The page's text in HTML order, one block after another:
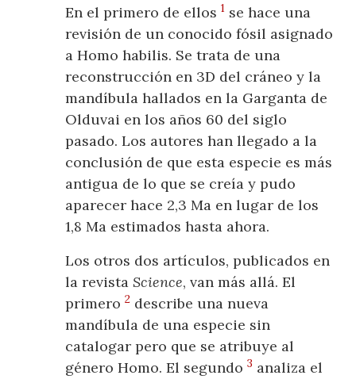
En el primero de ellos1 se hace una
revisión de un conocido fósil asignado
a Homo habilis. Se trata de una
reconstrucción en 3D del cráneo y la
mandíbula hallados en la Garganta de
Olduvai en los años 60 del siglo
pasado. Los autores han llegado a la
conclusión de que esta especie es más
antigua de lo que se creía y pudo
aparecer hace 2,3 Ma en lugar de los
1,8 Ma estimados hasta ahora.
Los otros dos artículos, publicados en
la revistaScience, van más allá. El
primero2 describe una nueva
mandíbula de una especie sin
catalogar pero que se atribuye al
género Homo. El segundo3 analiza el